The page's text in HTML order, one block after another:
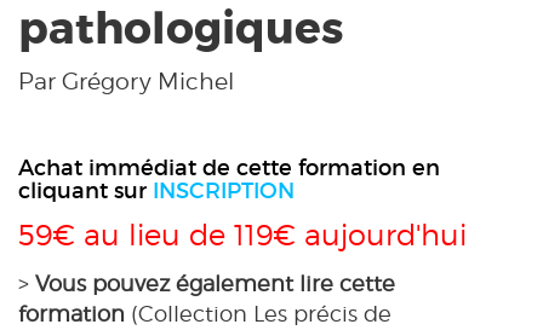
pathologiques
Par Grégory Michel
Achat immédiat de cette formation en
cliquant sur INSCRIPTION
59€ au lieu de 119€ aujourd'hui
> Vous pouvez également lire cette
formation (Collection Les précis de